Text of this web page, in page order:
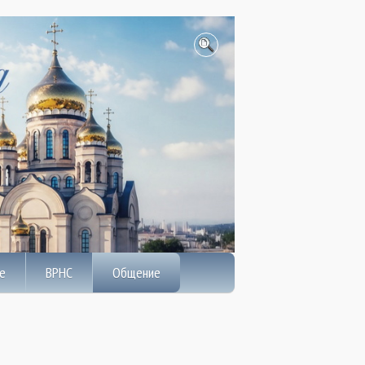
ВРНС Общение